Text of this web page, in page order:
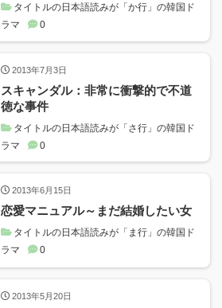
タイトルの日本語読みが「か行」の韓国ド
ラマ
0
2013年7月3日
スキャンダル：非常に衝撃的で不道
徳な事件
タイトルの日本語読みが「さ行」の韓国ド
ラマ
0
2013年6月15日
恋愛マニュアル～まだ結婚したい女
タイトルの日本語読みが「ま行」の韓国ド
ラマ
0
2013年5月20日